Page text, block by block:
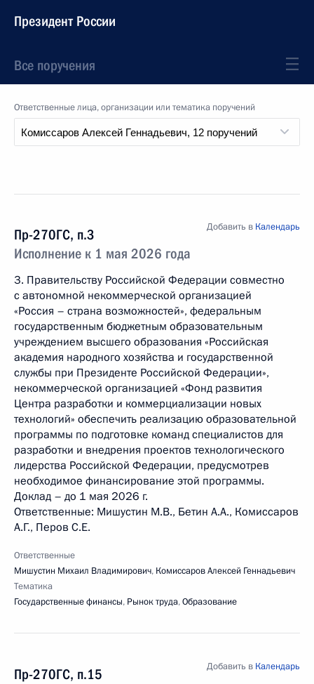
Президент России
Все поручения
Ответственные лица, организации или тематика поручений
Пр-270ГС, п.3
Исполнение к 1 мая 2026 года
Добавить в Календарь
3. Правительству Российской Федерации совместно
с автономной некоммерческой организацией
«Россия – страна возможностей», федеральным
государственным бюджетным образовательным
учреждением высшего образования «Российская
академия народного хозяйства и государственной
службы при Президенте Российской Федерации»,
некоммерческой организацией «Фонд развития
Центра разработки и коммерциализации новых
технологий» обеспечить реализацию образовательной
программы по подготовке команд специалистов для
разработки и внедрения проектов технологического
лидерства Российской Федерации, предусмотрев
необходимое финансирование этой программы.
Доклад – до 1 мая 2026 г.
Ответственные: Мишустин М.В., Бетин А.А., Комиссаров
А.Г., Перов С.Е.
Ответственные
Мишустин Михаил Владимирович, Комиссаров Алексей Геннадьевич
Тематика
Государственные финансы, Рынок труда,Образование
Пр-270ГС, п.15
Добавить в Календарь